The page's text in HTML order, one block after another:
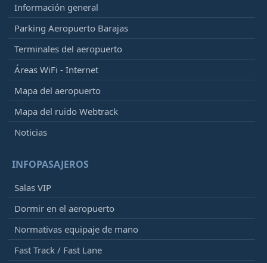
Información general
Parking Aeropuerto Barajas
Terminales del aeropuerto
Áreas WiFi - Internet
Mapa del aeropuerto
Mapa del ruido Webtrack
Noticias
INFOPASAJEROS
Salas VIP
Dormir en el aeropuerto
Normativas equipaje de mano
Fast Track / Fast Lane